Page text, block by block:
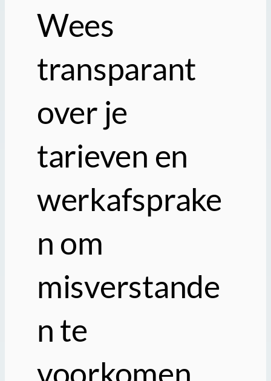
Wees
transparant
over je
tarieven en
werkafsprake
n om
misverstande
n te
voorkomen.